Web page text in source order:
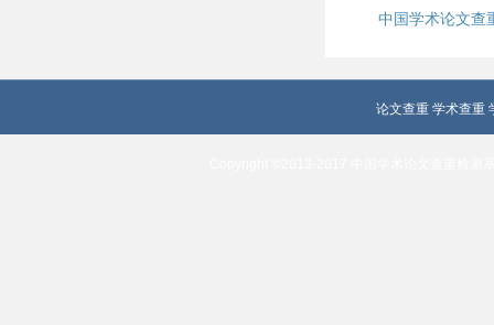
中国学术论文查
论文查重 学术查重